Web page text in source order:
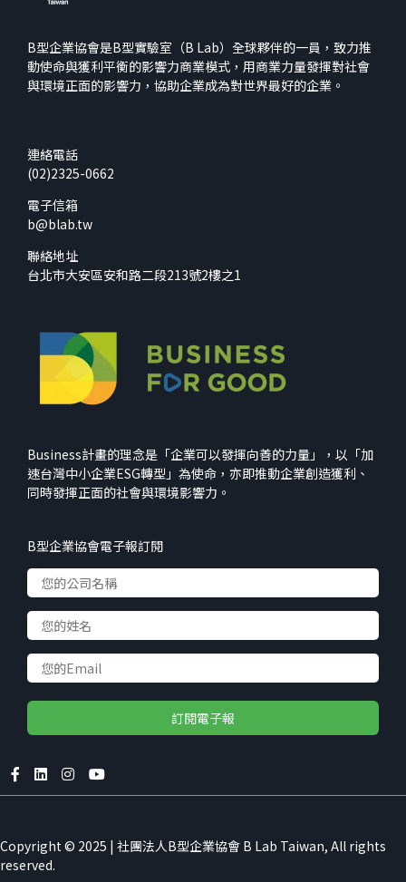
B型企業協會是B型實驗室（B Lab）全球夥伴的一員，致力推
動使命與獲利平衡的影響力商業模式，用商業力量發揮對社會
與環境正面的影響力，協助企業成為對世界最好的企業。
連絡電話
(02)2325-0662
電子信箱
b@blab.tw
聯絡地址
台北市大安區安和路二段213號2樓之1
Business計畫的理念是「企業可以發揮向善的力量」，以「加
速台灣中小企業ESG轉型」為使命，亦即推動企業創造獲利、
同時發揮正面的社會與環境影響力。
B型企業協會電子報訂閱
Copyright © 2025 | 社團法人B型企業協會 B Lab Taiwan, All rights
reserved.
We use cookies to improve your
experience on our website
Accept